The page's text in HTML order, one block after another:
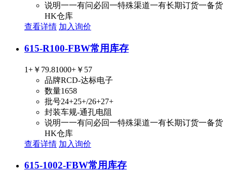
说明一一有问必回一特殊渠道一有长期订货一备货
HK仓库
查看详情 加入询价
615-R100-FBW常用库存
1+ ￥79.81000+ ￥57
品牌RCD-达标电子
数量1658
批号24+25+/26+27+
封装车规-通孔电阻
说明一一有问必回一特殊渠道一有长期订货一备货
HK仓库
查看详情 加入询价
615-1002-FBW常用库存